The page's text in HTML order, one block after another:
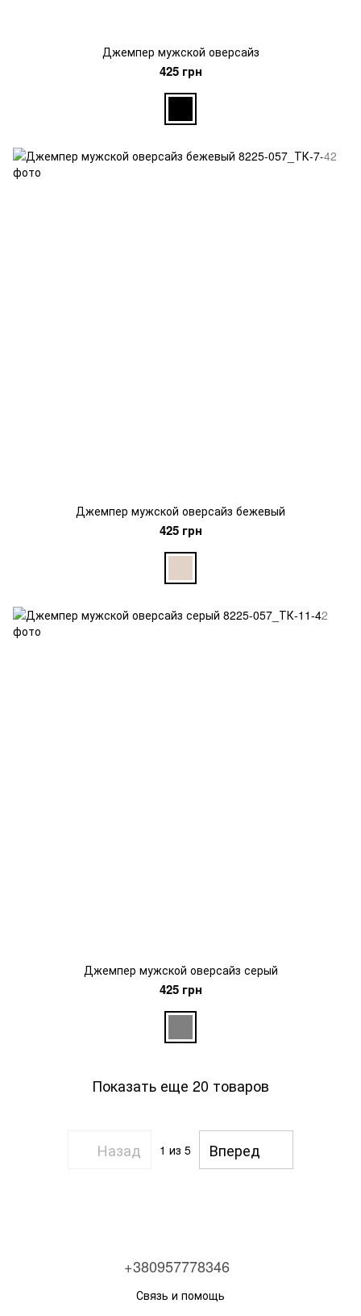
Джемпер мужской оверсайз
425 грн
Джемпер мужской оверсайз бежевый
425 грн
Джемпер мужской оверсайз серый
425 грн
Показать еще 20 товаров
Назад 1 из 5 Вперед
+380957778346
Связь и помощь